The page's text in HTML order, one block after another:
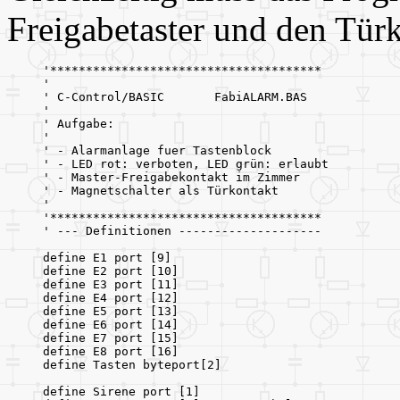
Freigabetaster und den
'**************************************
'
' C-Control/BASIC       FabiALARM.BAS
'
' Aufgabe:
'
' - Alarmanlage fuer Tastenblock
' - LED rot: verboten, LED grün: erlaubt
' - Master-Freigabekontakt im Zimmer
' - Magnetschalter als Türkontakt
'
'**************************************
' --- Definitionen --------------------
define E1 port [9]
define E2 port [10]
define E3 port [11]
define E4 port [12]
define E5 port [13]
define E6 port [14]
define E7 port [15]
define E8 port [16]
define Tasten byteport[2]
define Sirene port [1]